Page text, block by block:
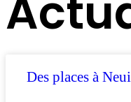
Des places à